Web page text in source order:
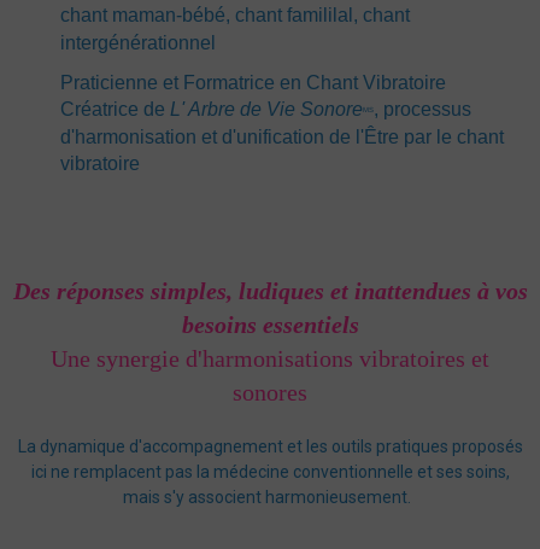
chant maman-bébé, chant famililal, chant
intergénérationnel
Praticienne et Formatrice en Chant Vibratoire
Créatrice de L' Arbre de Vie Sonore MS, processus
d'harmonisation et d'unification de l'Être par le chant
vibratoire
Des réponses simples, ludiques et inattendues à vos
besoins essentiels
Une synergie d'harmonisations vibratoires et
sonores
La dynamique d'accompagnement et les outils pratiques proposés
ici ne remplacent pas la médecine conventionnelle et ses soins,
mais s'y associent harmonieusement.